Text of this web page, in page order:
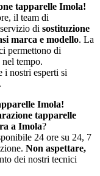
tapparelle Imola!
il team di
di sostituzione
marca e modello. La
permettono di
tempo.
i nostri esperti si
Imola!
tapparelle
a Imola?
24 ore su 24, 7
Non aspettare,
dei nostri tecnici